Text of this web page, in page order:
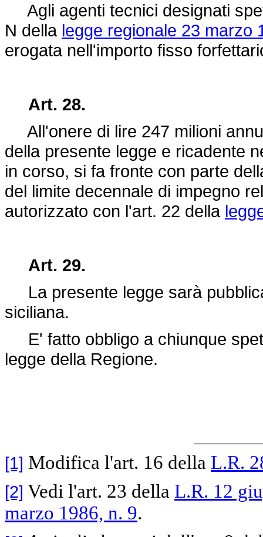
Agli agenti tecnici designati
N della legge regionale 23 marzo
erogata nell'importo fisso
Art. 28.
All'onere di lire 247 milioni
della presente legge e ricadente
in corso, si fa fronte con parte
del limite decennale di impegno
autorizzato con l'art. 22 della
Art. 29.
La presente legge sarà
siciliana.
E' fatto obbligo a chiunque
legge della Regione.
[1] Modifica l'art. 16 della L.R.
[2] Vedi l'art. 23 della L.R. 12
marzo 1986, n. 9.